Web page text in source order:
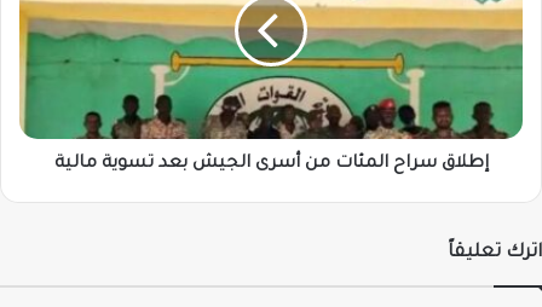
من
أسرى
تسوية
مالية
إطلاق سراح المئات من أسرى الجيش بعد تسوية مالية
اترك تعليقاً